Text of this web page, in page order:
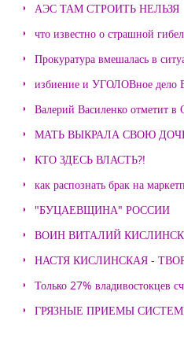
АЭС ТАМ СТРОИТЬ НЕЛЬЗЯ
что известно о страшной
Прокуратура вмешалась в
избиение и УГОЛОВное
Валерий Василенко отметит
МАТЬ ВЫКРАЛА СВОЮ
КТО ЗДЕСЬ ВЛАСТЬ?!
как распознать брак на
"БУЦАЕВЩИНА" РОССИИ
ВОИН ВИТАЛИЙ
НАСТЯ КИСЛИНСКАЯ -
Только 27% владивостокцев
ГРЯЗНЫЕ ПРИЕМЫ